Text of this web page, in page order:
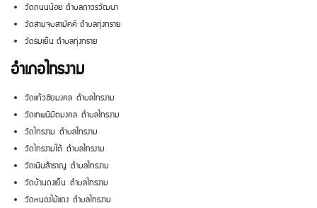
วัดถนนน้อย ตำบลถาวรวัฒนา
วัดสามจบสามัคคี ตำบลทุ่งทราย
วัดร่มเย็น ตำบลทุ่งทราย
อำเภอไทรงาม
วัดแก้วชัยมงคล ตำบลไทรงาม
วัดเทพนิมิตมงคล ตำบลไทรงาม
วัดไทรงาม ตำบลไทรงาม
วัดไทรงามใต้ ตำบลไทรงาม
วัดเนินสำราญ ตำบลไทรงาม
วัดบ้านดงเย็น ตำบลไทรงาม
วัดหนองไม้แดง ตำบลไทรงาม